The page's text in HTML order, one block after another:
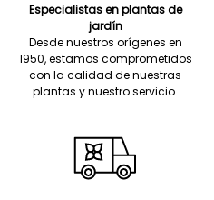
Especialistas en plantas de
jardín
Desde nuestros orígenes en
1950, estamos comprometidos
con la calidad de nuestras
plantas y nuestro servicio.